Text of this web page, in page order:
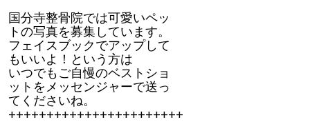
国分寺整骨院では可愛いペッ
トの写真を募集しています。
フェイスブックでアップして
もいいよ！という方は
いつでもご自慢のベストショ
ットをメッセンジャーで送っ
てくださいね。
+++++++++++++++++++++++